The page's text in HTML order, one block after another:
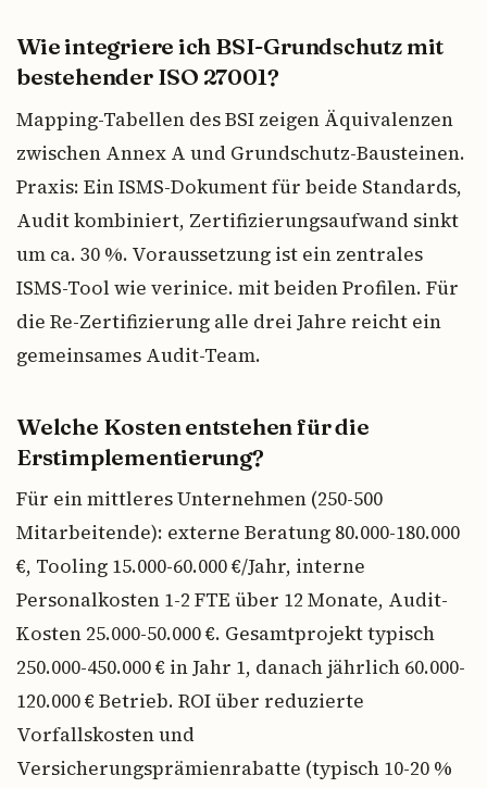
Wie integriere ich BSI-Grundschutz mit
bestehender ISO 27001?
Mapping-Tabellen des BSI zeigen Äquivalenzen
zwischen Annex A und Grundschutz-Bausteinen.
Praxis: Ein ISMS-Dokument für beide Standards,
Audit kombiniert, Zertifizierungsaufwand sinkt
um ca. 30 %. Voraussetzung ist ein zentrales
ISMS-Tool wie verinice. mit beiden Profilen. Für
die Re-Zertifizierung alle drei Jahre reicht ein
gemeinsames Audit-Team.
Welche Kosten entstehen für die
Erstimplementierung?
Für ein mittleres Unternehmen (250-500
Mitarbeitende): externe Beratung 80.000-180.000
€, Tooling 15.000-60.000 €/Jahr, interne
Personalkosten 1-2 FTE über 12 Monate, Audit-
Kosten 25.000-50.000 €. Gesamtprojekt typisch
250.000-450.000 € in Jahr 1, danach jährlich 60.000-
120.000 € Betrieb. ROI über reduzierte
Vorfallskosten und
Versicherungsprämienrabatte (typisch 10-20 %